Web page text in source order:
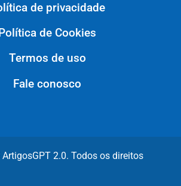
de privacidade
Política de Cookies
Termos de uso
Fale conosco
2.0. Todos os direitos